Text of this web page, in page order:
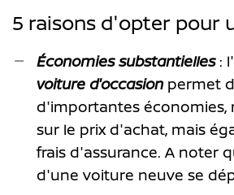
5 raisons d'opter pour
Économies substantielles:
voiture d'occasion permet
d'importantes économies,
sur le prix d'achat, mais
frais d'assurance. A noter
d'une voiture neuve se